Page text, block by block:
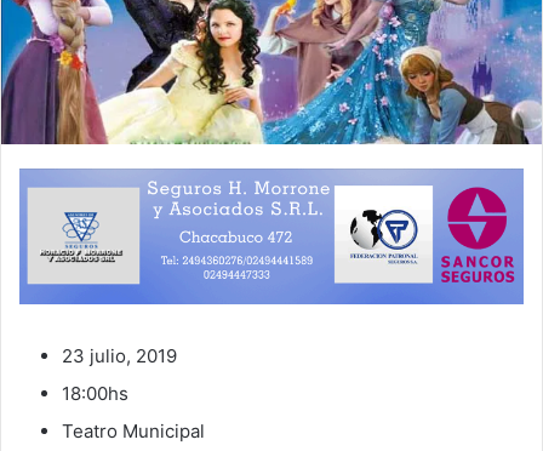
23 julio, 2019
18:00hs
Teatro Municipal